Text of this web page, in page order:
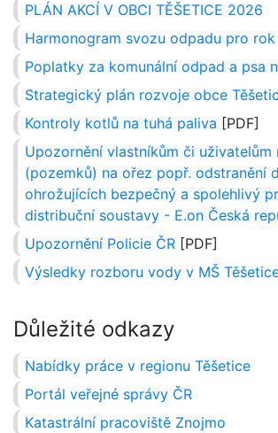
PLÁN AKCÍ V OBCI TĚŠETICE 2026
Harmonogram svozu odpadu pro
Poplatky za komunální odpad a psa
Strategický plán rozvoje obce
Kontroly kotlů na tuhá paliva [PDF]
Upozornění vlastníkům či uživatelům
(pozemků) na ořez popř. odstranění
ohrožujících bezpečný a spolehlivý
distribuční soustavy - E.on Česká
Upozornění Policie ČR[PDF]
Výsledky rozboru vody v MŠ
Důležité odkazy
Nabídky práce v regionu Těšetice
Portál veřejné správy ČR
Katastrální pracoviště Znojmo